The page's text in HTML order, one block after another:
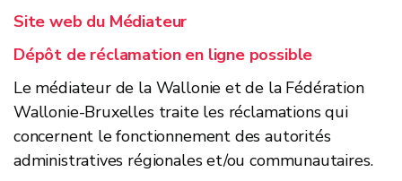
Site web du Médiateur
Dépôt de réclamation en ligne possible
Le médiateur de la Wallonie et de la Fédération
Wallonie-Bruxelles traite les réclamations qui
concernent le fonctionnement des autorités
administratives régionales et/ou communautaires.